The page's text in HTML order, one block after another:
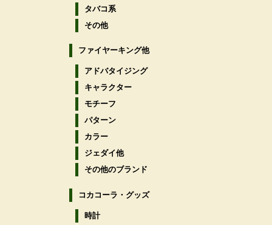
タバコ系
その他
ファイヤーキング他
アドバタイジング
キャラクター
モチーフ
パターン
カラー
ジェダイ他
その他のブランド
コカコーラ・グッズ
時計